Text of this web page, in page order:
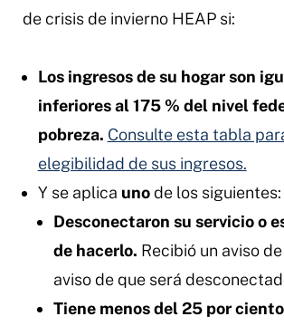
de crisis de invierno HEAP si:
Los ingresos de su hogar son
inferiores al 175 % del nivel
pobreza. Consulte esta tabla
elegibilidad de sus ingresos.
Y se aplica unode los siguientes:
Desconectaron su servicio o
de hacerlo. Recibió un aviso
aviso de que será
Tiene menos del 25 por